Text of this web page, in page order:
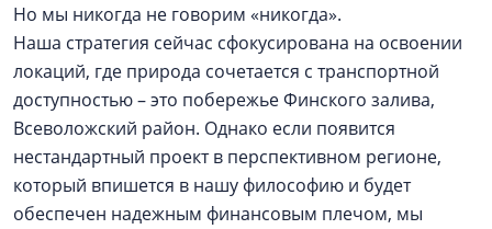
Но мы никогда не говорим «никогда».
Наша стратегия сейчас сфокусирована на освоении
локаций, где природа сочетается с транспортной
доступностью – это побережье Финского залива,
Всеволожский район. Однако если появится
нестандартный проект в перспективном регионе,
который впишется в нашу философию и будет
обеспечен надежным финансовым плечом, мы